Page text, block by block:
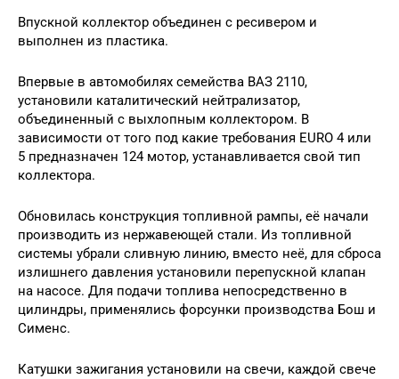
Впускной коллектор объединен с ресивером и
выполнен из пластика.
Впервые в автомобилях семейства ВАЗ 2110,
установили каталитический нейтрализатор,
объединенный с выхлопным коллектором. В
зависимости от того под какие требования EURO 4 или
5 предназначен 124 мотор, устанавливается свой тип
коллектора.
Обновилась конструкция топливной рампы, её начали
производить из нержавеющей стали. Из топливной
системы убрали сливную линию, вместо неё, для сброса
излишнего давления установили перепускной клапан
на насосе. Для подачи топлива непосредственно в
цилиндры, применялись форсунки производства Бош и
Сименс.
Катушки зажигания установили на свечи, каждой свече